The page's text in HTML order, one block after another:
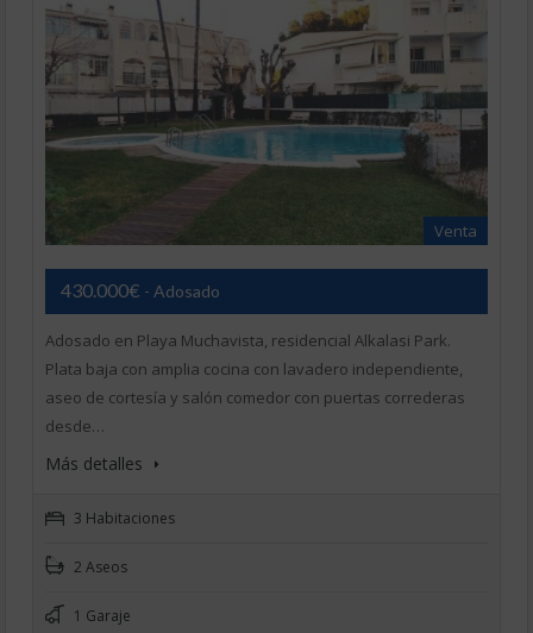
Venta
430.000€ - Adosado
Adosado en Playa Muchavista, residencial Alkalasi Park.
Plata baja con amplia cocina con lavadero independiente,
aseo de cortesía y salón comedor con puertas correderas
desde…
Más detalles
3 Habitaciones
2 Aseos
1 Garaje